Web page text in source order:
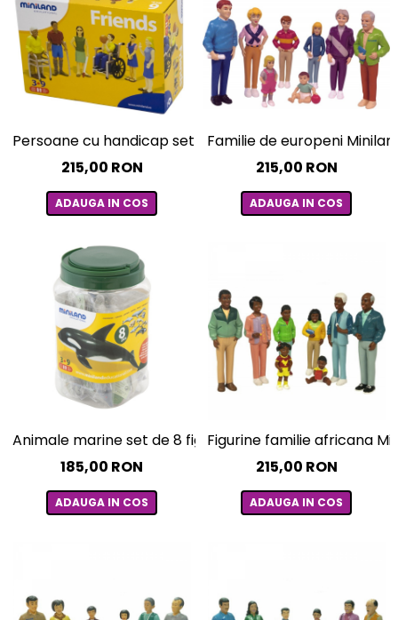
Persoane cu handicap set de 6 figurine - Miniland
215,00 RON
ADAUGA IN COS
Familie de europeni
215,00 RON
ADAUGA IN COS
Animale marine set de 8 figurine - Miniland
185,00 RON
ADAUGA IN COS
Figurine familie africana
215,00 RON
ADAUGA IN COS